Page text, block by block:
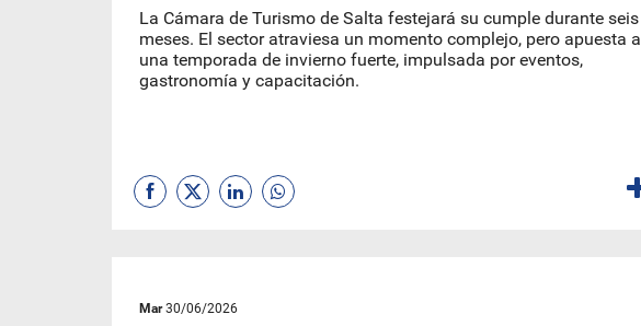
La Cámara de Turismo de Salta festejará su cumple durante seis
meses. El sector atraviesa un momento complejo, pero apuesta a
una temporada de invierno fuerte, impulsada por eventos,
gastronomía y capacitación.
Mar30/06/2026